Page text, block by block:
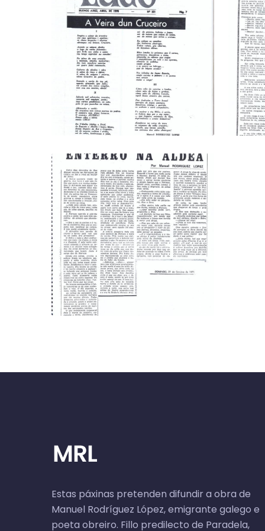
Estas páxinas pretenden difundir a obra de
Manuel Rodríguez López, emigrante galego e
poeta obreiro. Fillo predilecto de Paradela,